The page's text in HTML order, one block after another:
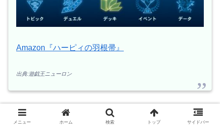
Amazon『ハーピィの羽根帚』
出典:遊戯王ニューロン
しかもこのカードのイラスト、アニメDMで孔雀舞が『ハ
ーピィの羽根帚』を使用した際の演出が元になっていま
メニュー ホーム 検索 トップ サイドバー